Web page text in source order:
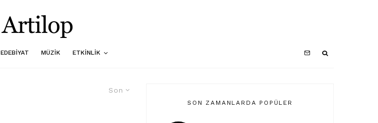
EDEBIYAT MÜZIK ETKINLIK
Son
SON ZAMANLARDA POPÜLER